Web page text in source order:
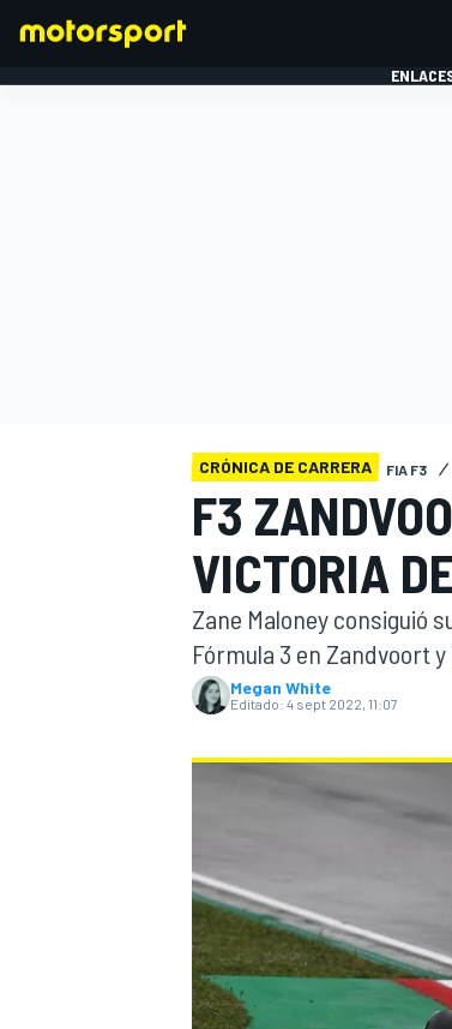
INDYCAR
MOTOGP
CRÓNICA DE CARRERA FIA F3
F3
VICTORIA
Zane Maloney consiguió
Fórmula 3 en Zandvoort
Megan White
Editado: 4 sept 2022, 11:07